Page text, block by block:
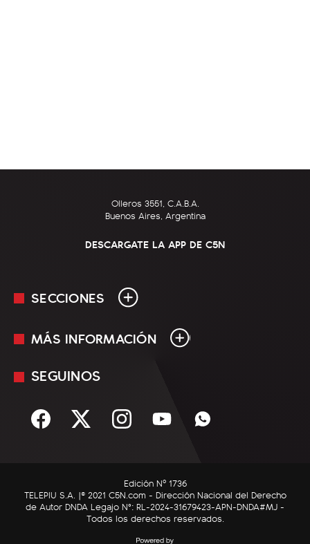
Olleros 3551, C.A.B.A.
Buenos Aires, Argentina
DESCARGATE LA APP DE C5N
SECCIONES
En Vivo
Sociedad
C5N Autos
RatingCero
MÁS INFORMACIÓN
Mediakit
Términos y condiciones
SEGUINOS
Edición Nº 1736
TELEPIU S.A. |© 2021 C5N.com - Dirección Nacional del Derecho
de Autor DNDA Legajo N°: RL-2024-31679423-APN-DNDA#MJ -
Todos los derechos reservados.